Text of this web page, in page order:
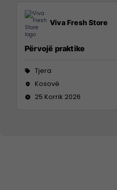
Viva Fresh Store
Përvojë praktike
Tjera
Kosovë
25 Korrik 2026